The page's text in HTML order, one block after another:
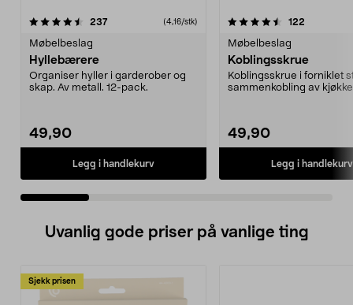
237anmeldelser (4,16/stk)
Møbelbeslag
Hyllebærere
Organiser hyller i garderober og
skap. Av metall. 12-pack.
49,90
Legg i handlekurv
4.5 av 5 stjerner 122
Møbelbeslag
Koblingsskrue
Koblingsskrue i forniklet
sammenkobling av
49,90
Legg i handlekurv
4.5 av 5 stjerner
Uvanlig gode priser på vanlige ting
Sjekk prisen